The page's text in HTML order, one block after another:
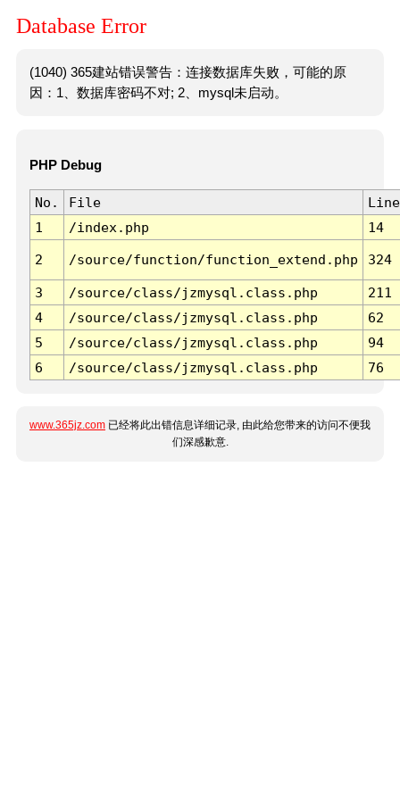
Database Error
(1040) 365建站错误警告：连接数据库失败，可能的原
因：1、数据库密码不对; 2、mysql未启动。
PHP Debug
No. File
Line
1
/index.php 14
2 /source/function/function_extend.php 324
3 /source/class/jzmysql.class.php
211
4
/source/class/jzmysql.class.php
62
5
/source/class/jzmysql.class.php
94
6
/source/class/jzmysql.class.php 76
www.365jz.com 已经将此出错信息详细记录, 由此给您带来的访问不便我
们深感歉意.